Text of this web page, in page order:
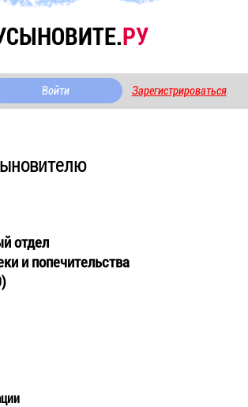
РУ
Войти Зарегистрироваться
отдел
и попечительства